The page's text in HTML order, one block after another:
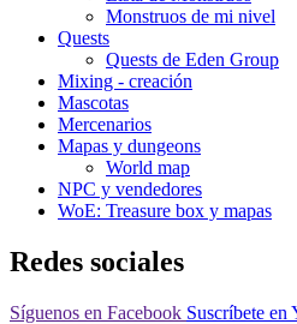
Monstruos de mi nivel
Quests
Quests de Eden Group
Mixing - creación
Mascotas
Mercenarios
Mapas y dungeons
World map
NPC y vendedores
WoE: Treasure box y mapas
Redes sociales
Síguenos en Facebook Suscríbete en